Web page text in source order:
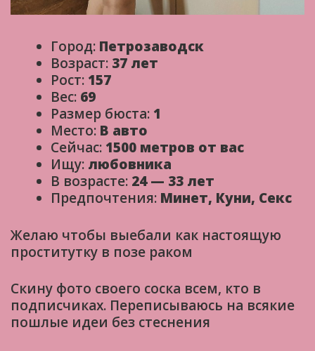
Город: Петрозаводск
Возраст: 37 лет
Рост: 157
Вес: 69
Размер бюста: 1
Место: В авто
Сейчас: 1500 метров от вас
Ищу: любовника
В возрасте: 24 — 33 лет
Предпочтения: Минет, Куни, Секс
Желаю чтобы выебали как настоящую
проститутку в позе раком
Скину фото своего соска всем, кто в
подписчиках. Переписываюсь на всякие
пошлые идеи без стеснения